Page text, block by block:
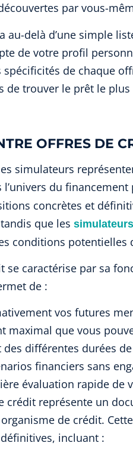
par vous-
au-delà d’une simple
de votre profil
de chaque
de trouver le prêt le
OFFRES DE
simulateurs
du financement
concrètes et
que les
conditions potentielles
se caractérise par sa
de :
vos futures
maximal que vous
des différentes durées
financiers sans
évaluation rapide de
crédit représente un
de crédit.
incluant :